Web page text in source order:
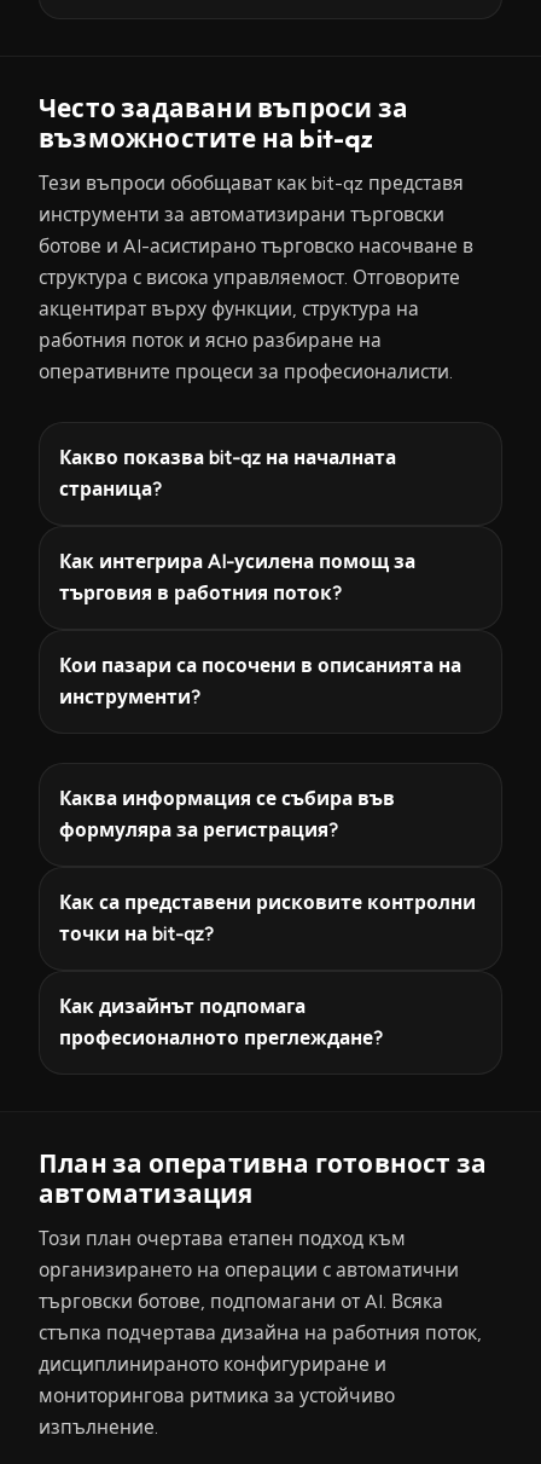
Често задавани въпроси за
възможностите на bit-qz
Тези въпроси обобщават как bit-qz представя
инструменти за автоматизирани търговски
ботове и AI-асистирано търговско насочване в
структура с висока управляемост. Отговорите
акцентират върху функции, структура на
работния поток и ясно разбиране на
оперативните процеси за професионалисти.
Какво показва bit-qz на началната
страница?
Как интегрира AI-усилена помощ за
търговия в работния поток?
Кои пазари са посочени в описанията на
инструменти?
Каква информация се събира във
формуляра за регистрация?
Как са представени рисковите контролни
точки на bit-qz?
Как дизайнът подпомага
професионалното преглеждане?
План за оперативна готовност за
автоматизация
Този план очертава етапен подход към
организирането на операции с автоматични
търговски ботове, подпомагани от AI. Всяка
стъпка подчертава дизайна на работния поток,
дисциплинираното конфигуриране и
мониторингова ритмика за устойчиво
изпълнение.